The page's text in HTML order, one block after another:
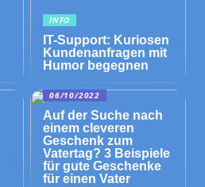
INFO
IT-Support: Kuriosen
Kundenanfragen mit
Humor begegnen
06/10/2022
Auf der Suche nach
einem cleveren
Geschenk zum
Vatertag? 3 Beispiele
für gute Geschenke
für einen Vater